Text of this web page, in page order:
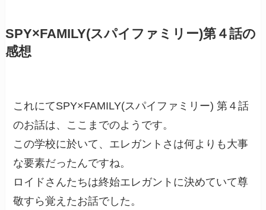
SPY×FAMILY(スパイファミリー)第４話の
感想
これにてSPY×FAMILY(スパイファミリー) 第４話
のお話は、ここまでのようです。
この学校に於いて、エレガントさは何よりも大事
な要素だったんですね。
ロイドさんたちは終始エレガントに決めていて尊
敬すら覚えたお話でした。